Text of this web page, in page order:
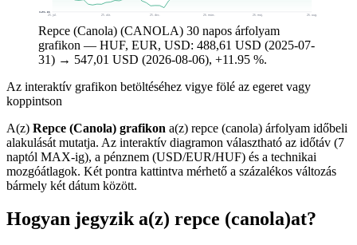
$401,52
25. júl. 25. okt. 25. dec. 26. márc. 26. máj. 26. aug.
Repce (Canola) (CANOLA) 30 napos árfolyam
grafikon — HUF, EUR, USD: 488,61 USD (2025-07-
31) → 547,01 USD (2026-08-06), +11.95 %.
Az interaktív grafikon betöltéséhez vigye fölé az egeret vagy
koppintson
A(z) Repce (Canola) grafikon a(z) repce (canola) árfolyam időbeli
alakulását mutatja. Az interaktív diagramon választható az időtáv (7
naptól MAX-ig), a pénznem (USD/EUR/HUF) és a technikai
mozgóátlagok. Két pontra kattintva mérhető a százalékos változás
bármely két dátum között.
Hogyan jegyzik a(z) repce (canola)at?